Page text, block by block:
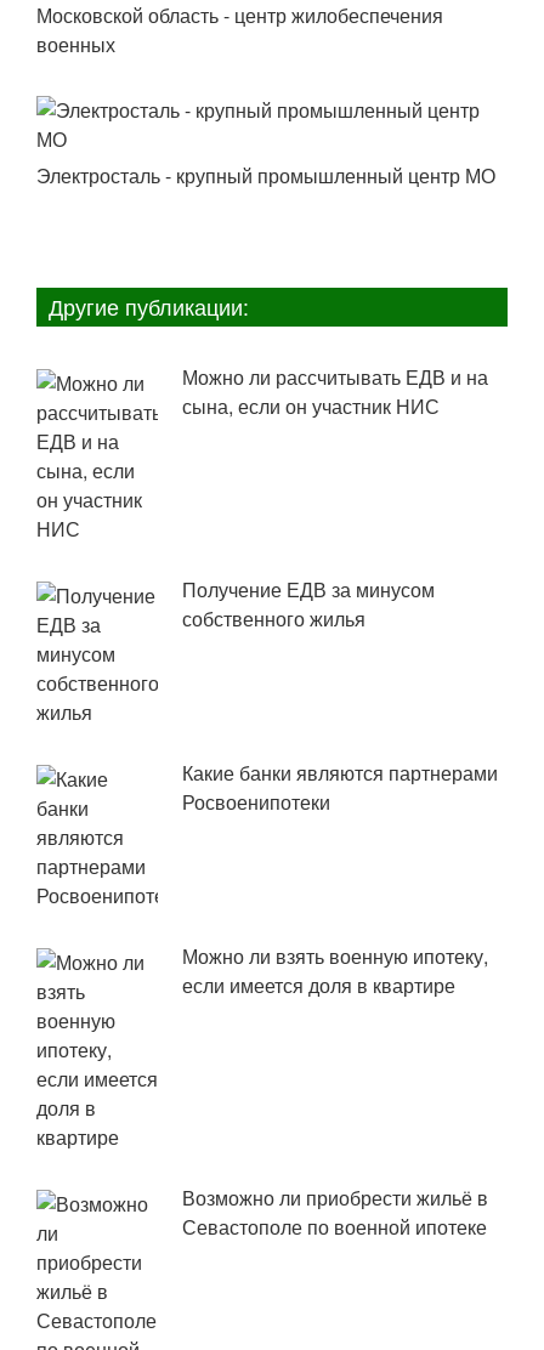
Московской область - центр жилобеспечения
военных
Электросталь - крупный промышленный центр МО
Другие публикации:
Можно ли рассчитывать ЕДВ и на
сына, если он участник НИС
Получение ЕДВ за минусом
собственного жилья
Какие банки являются партнерами
Росвоенипотеки
Можно ли взять военную ипотеку,
если имеется доля в квартире
Возможно ли приобрести жильё в
Севастополе по военной ипотеке